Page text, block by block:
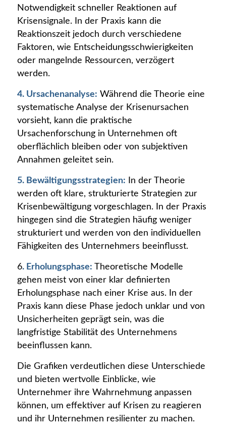
Notwendigkeit schneller Reaktionen auf
Krisensignale. In der Praxis kann die
Reaktionszeit jedoch durch verschiedene
Faktoren, wie Entscheidungsschwierigkeiten
oder mangelnde Ressourcen, verzögert
werden.
4. Ursachenanalyse: Während die Theorie eine
systematische Analyse der Krisenursachen
vorsieht, kann die praktische
Ursachenforschung in Unternehmen oft
oberflächlich bleiben oder von subjektiven
Annahmen geleitet sein.
5. Bewältigungsstrategien: In der Theorie
werden oft klare, strukturierte Strategien zur
Krisenbewältigung vorgeschlagen. In der Praxis
hingegen sind die Strategien häufig weniger
strukturiert und werden von den individuellen
Fähigkeiten des Unternehmers beeinflusst.
6. Erholungsphase: Theoretische Modelle
gehen meist von einer klar definierten
Erholungsphase nach einer Krise aus. In der
Praxis kann diese Phase jedoch unklar und von
Unsicherheiten geprägt sein, was die
langfristige Stabilität des Unternehmens
beeinflussen kann.
Die Grafiken verdeutlichen diese Unterschiede
und bieten wertvolle Einblicke, wie
Unternehmer ihre Wahrnehmung anpassen
können, um effektiver auf Krisen zu reagieren
und ihr Unternehmen resilienter zu machen.